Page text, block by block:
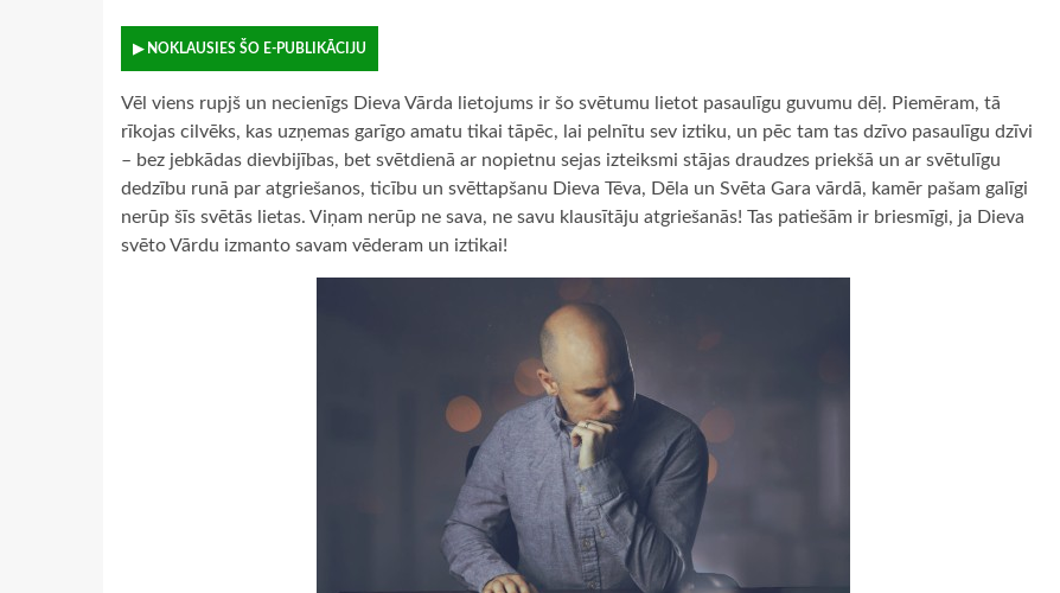
▶ NOKLAUSIES ŠO E-PUBLIKĀCIJU
Vēl viens rupjš un necienīgs Dieva Vārda lietojums ir šo svētumu lietot pasaulīgu guvumu dēļ. Piemēram, tā
rīkojas cilvēks, kas uzņemas garīgo amatu tikai tāpēc, lai pelnītu sev iztiku, un pēc tam tas dzīvo pasaulīgu dzīvi
– bez jebkādas dievbijības, bet svētdienā ar nopietnu sejas izteiksmi stājas draudzes priekšā un ar svētulīgu
dedzību runā par atgriešanos, ticību un svēttapšanu Dieva Tēva, Dēla un Svēta Gara vārdā, kamēr pašam galīgi
nerūp šīs svētās lietas. Viņam nerūp ne sava, ne savu klausītāju atgriešanās! Tas patiešām ir briesmīgi, ja Dieva
svēto Vārdu izmanto savam vēderam un iztikai!